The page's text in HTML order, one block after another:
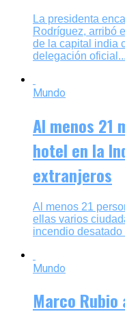
La presidenta
Rodríguez, arribó
de la capital india
delegación oficial...
Mundo
Al menos 21
hotel en la
extranjeros
Al menos 21
ellas varios
incendio
Mundo
Marco Rubio